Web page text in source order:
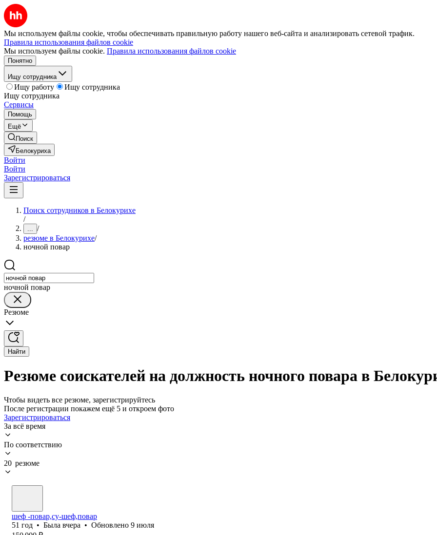
Мы используем файлы cookie, чтобы обеспечивать правильную работу нашего веб-сайта и анализировать сетевой трафик.
Правила использования файлов cookie
Мы используем файлы cookie. Правила использования файлов cookie
Понятно
Ищу сотрудника
Ищу работу
Ищу сотрудника
Ищу сотрудника
Сервисы
Помощь
Ещё
Поиск
Белокуриха
Войти
Войти
Зарегистрироваться
Поиск сотрудников в Белокурихе
/
... /
резюме в Белокурихе/
ночной повар
ночной повар
Резюме
Найти
Резюме соискателей на должность ночного повара в
Чтобы видеть все резюме, зарегистрируйтесь
После регистрации покажем ещё 5 и откроем фото
Зарегистрироваться
За всё время
По соответствию
20 резюме
шеф -повар,су-шеф,повар
51 год • Была вчера • Обновлено 9 июля